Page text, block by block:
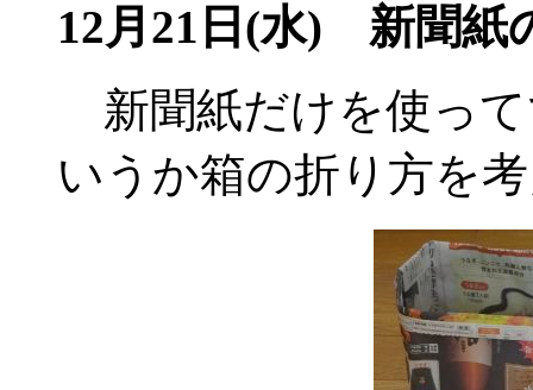
12月21日(水) 新聞紙
新聞紙だけを使っ
いうか箱の折り方を